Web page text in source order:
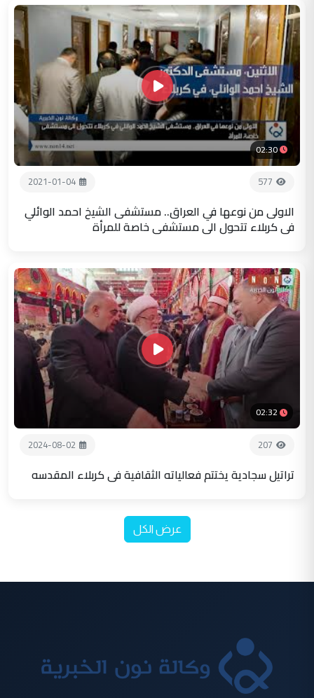
02:30
577
2021-01-04
الاولى من نوعها في العراق.. مستشفى الشيخ احمد الوائلي
في كربلاء تتحول الى مستشفى خاصة للمرأة
02:32
207
2024-08-02
تراتيل سجادية يختتم فعالياته الثقافية في كربلاء المقدسه
عرض الكل